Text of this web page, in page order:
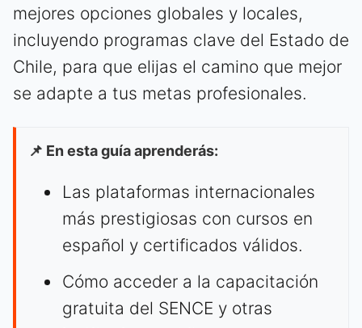
mejores opciones globales y locales,
incluyendo programas clave del Estado de
Chile, para que elijas el camino que mejor
se adapte a tus metas profesionales.
📌 En esta guía aprenderás:
Las plataformas internacionales
más prestigiosas con cursos en
español y certificados válidos.
Cómo acceder a la capacitación
gratuita del SENCE y otras